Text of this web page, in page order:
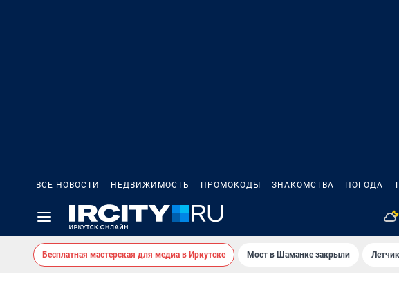
ВСЕ НОВОСТИ НЕДВИЖИМОСТЬ ПРОМОКОДЫ ЗНАКОМСТВА ПОГОДА
Бесплатная мастерская для медиа в Иркутске Мост в Шаманке закрыли